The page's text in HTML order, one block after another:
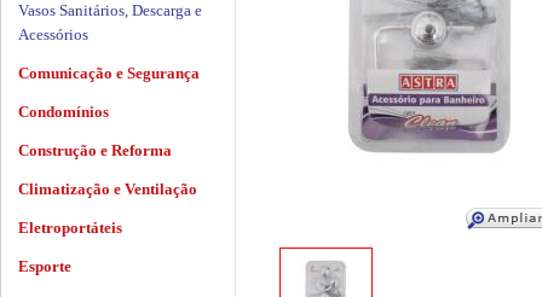
Vasos Sanitários, Descarga e
Acessórios
Comunicação e Segurança
Condomínios
Construção e Reforma
Climatização e Ventilação
Eletroportáteis
Esporte